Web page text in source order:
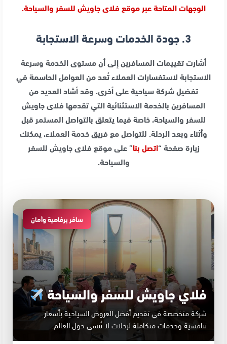
الوجهات المتاحة عبر موقع فلاى جاويش للسفر والسياحة.
3. جودة الخدمات وسرعة الاستجابة
أشارت تقييمات المسافرين إلى أن مستوى الخدمة وسرعة
الاستجابة لاستفسارات العملاء تُعد من العوامل الحاسمة في
تفضيل شركة سياحية على أخرى. وقد أشاد العديد من
المسافرين بالخدمة الاستثنائية التي تقدمها فلاى جاويش
للسفر والسياحة، خاصة فيما يتعلق بالتواصل المستمر قبل
وأثناء وبعد الرحلة. للتواصل مع فريق خدمة العملاء، يمكنك
زيارة صفحة “اتصل بنا” على موقع فلاى جاويش للسفر
والسياحة.
سافر برفاهية وأمان
فلاي جاويش للسفر والسياحة
شركة متخصصة في تقديم أفضل العروض السياحية بأسعار
تنافسية وخدمات متكاملة لرحلات لا تُنسى حول العالم.